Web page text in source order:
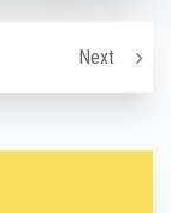
Next首が